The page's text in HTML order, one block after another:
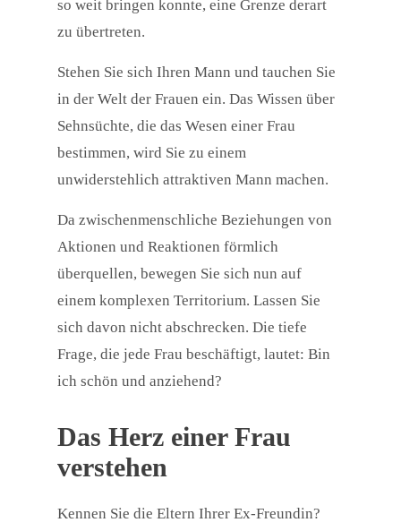
so weit bringen konnte, eine Grenze derart
zu übertreten.
Stehen Sie sich Ihren Mann und tauchen Sie
in der Welt der Frauen ein. Das Wissen über
Sehnsüchte, die das Wesen einer Frau
bestimmen, wird Sie zu einem
unwiderstehlich attraktiven Mann machen.
Da zwischenmenschliche Beziehungen von
Aktionen und Reaktionen förmlich
überquellen, bewegen Sie sich nun auf
einem komplexen Territorium. Lassen Sie
sich davon nicht abschrecken. Die tiefe
Frage, die jede Frau beschäftigt, lautet: Bin
ich schön und anziehend?
Das Herz einer Frau
verstehen
Kennen Sie die Eltern Ihrer Ex-Freundin?